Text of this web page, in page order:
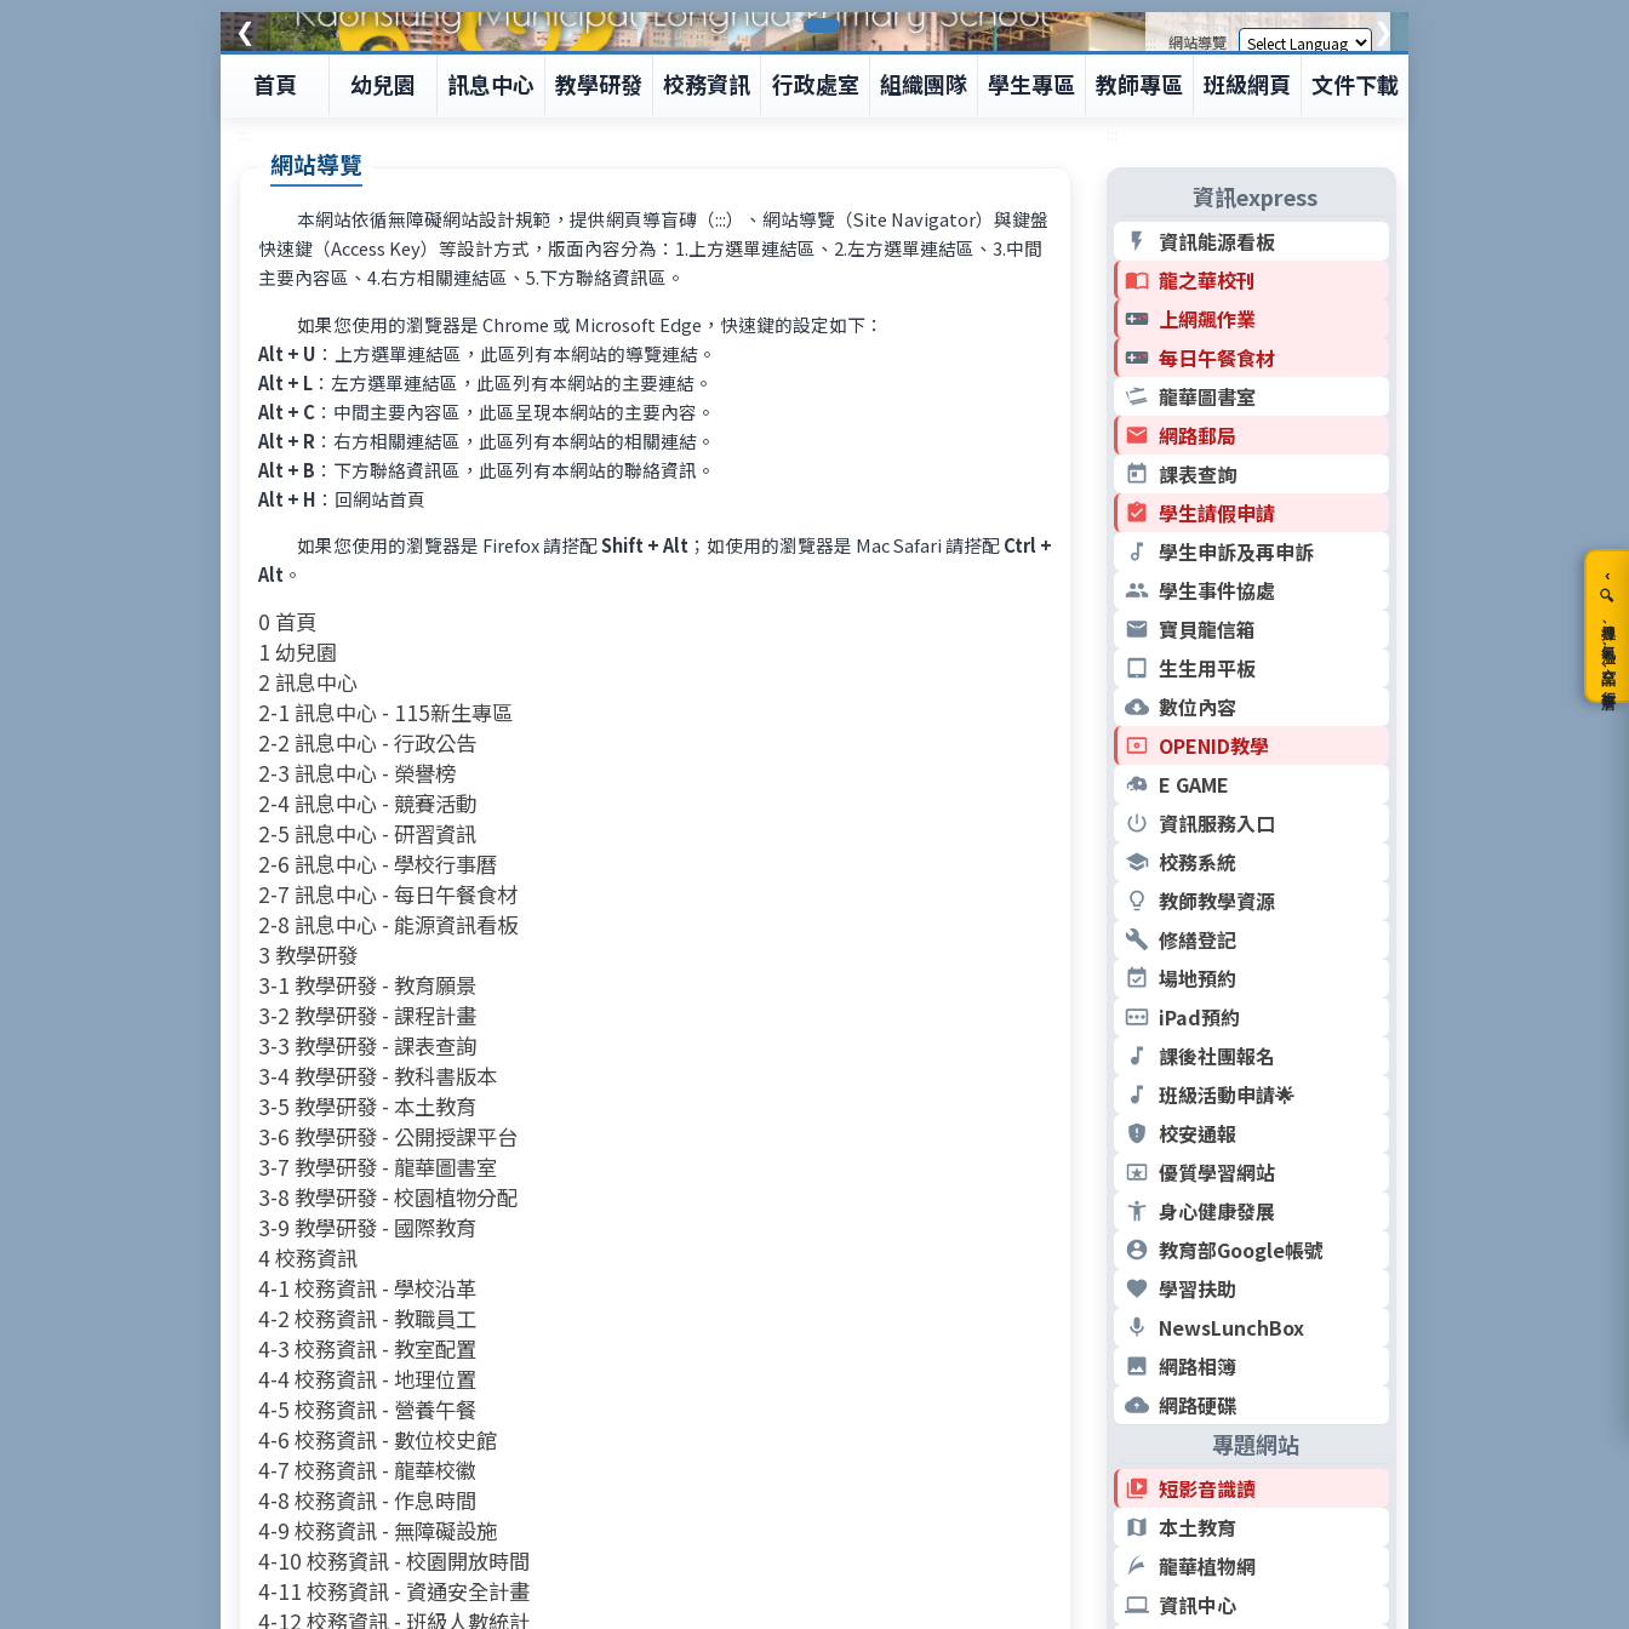
❮ ❯
::: 網站導覽
首頁 幼兒園 訊息中心 教學研發 校務資訊 行政處室 組織團隊 學生專區 教師專區 班級網頁 文件下載
網站導覽
本網站依循無障礙網站設計規範，提供網頁導盲磚（:::）、網站導覽（Site Navigator）與鍵盤
快速鍵（Access Key）等設計方式，版面內容分為：1.上方選單連結區、2.左方選單連結區、3.中間
主要內容區、4.右方相關連結區、5.下方聯絡資訊區。
如果您使用的瀏覽器是 Chrome 或 Microsoft Edge，快速鍵的設定如下：
Alt + U ：上方選單連結區，此區列有本網站的導覽連結。
Alt + L ：左方選單連結區，此區列有本網站的主要連結。
Alt + C ：中間主要內容區，此區呈現本網站的主要內容。
Alt + R ：右方相關連結區，此區列有本網站的相關連結。
Alt + B ：下方聯絡資訊區，此區列有本網站的聯絡資訊。
Alt + H ：回網站首頁
如果您使用的瀏覽器是 Firefox 請搭配Shift + Alt ；如使用的瀏覽器是 Mac Safari 請搭配Ctrl +
Alt 。
0 首頁
1 幼兒園
2 訊息中心
2-1 訊息中心 - 115新生專區
2-2 訊息中心 - 行政公告
2-3 訊息中心 - 榮譽榜
2-4 訊息中心 - 競賽活動
2-5 訊息中心 - 研習資訊
2-6 訊息中心 - 學校行事曆
2-7 訊息中心 - 每日午餐食材
2-8 訊息中心 - 能源資訊看板
3 教學研發
3-1 教學研發 - 教育願景
3-2 教學研發 - 課程計畫
3-3 教學研發 - 課表查詢
3-4 教學研發 - 教科書版本
3-5 教學研發 - 本土教育
3-6 教學研發 - 公開授課平台
3-7 教學研發 - 龍華圖書室
3-8 教學研發 - 校園植物分配
3-9 教學研發 - 國際教育
4 校務資訊
4-1 校務資訊 - 學校沿革
4-2 校務資訊 - 教職員工
4-3 校務資訊 - 教室配置
4-4 校務資訊 - 地理位置
4-5 校務資訊 - 營養午餐
4-6 校務資訊 - 數位校史館
4-7 校務資訊 - 龍華校徽
4-8 校務資訊 - 作息時間
4-9 校務資訊 - 無障礙設施
4-10 校務資訊 - 校園開放時間
4-11 校務資訊 - 資通安全計畫
4-12 校務資訊 - 班級人數統計
資訊express
資訊能源看板
龍之華校刊
上網飆作業
每日午餐食材
龍華圖書室
網路郵局
課表查詢
學生請假申請
學生申訴及再申訴
學生事件協處
寶貝龍信箱
生生用平板
數位內容
OPENID教學
E GAME
資訊服務入口
校務系統
教師教學資源
修繕登記
場地預約
iPad預約
課後社團報名
班級活動申請🌟
校安通報
優質學習網站
身心健康發展
教育部Google帳號
學習扶助
NewsLunchBox
網路相簿
網路硬碟
專題網站
短影音識讀
本土教育
龍華植物網
資訊中心
‹
🔍搜尋、氣溫、空品、行事曆